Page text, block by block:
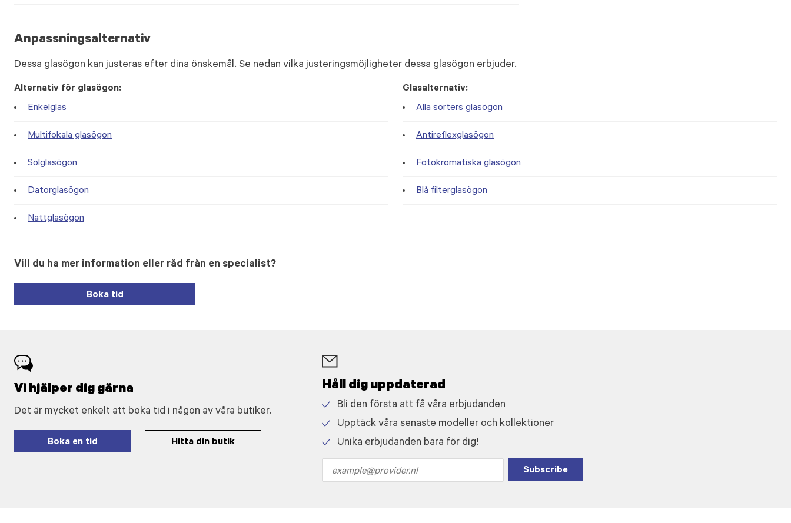
Anpassningsalternativ
Dessa glasögon kan justeras efter dina önskemål. Se nedan vilka justeringsmöjligheter dessa glasögon erbjuder.
Alternativ för glasögon:
Enkelglas
Multifokala glasögon
Solglasögon
Datorglasögon
Nattglasögon
Glasalternativ:
Alla sorters glasögon
Antireflexglasögon
Fotokromatiska glasögon
Blå filterglasögon
Vill du ha mer information eller råd från en specialist?
Boka tid
Vi hjälper dig gärna
Det är mycket enkelt att boka tid i någon av våra butiker.
Boka en tid Hitta din butik
Håll dig uppdaterad
icon
Bli den första att få våra erbjudanden
icon
Upptäck våra senaste modeller och kollektioner
Unika erbjudanden bara för dig!
address
Subscribe